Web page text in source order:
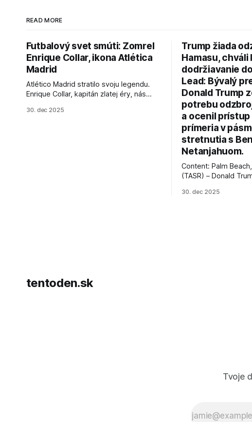
READ MORE
Futbalový svet smúti: Zomrel
Enrique Collar, ikona Atlética
Madrid
Atlético Madrid stratilo svoju legendu.
Enrique Collar, kapitán zlatej éry, nás
jeho úspechy a odkaz.
30. dec 2025
Trump žiada
Hamasu, chváli
dodržiavanie
Lead: Bývalý
Donald Trump
potrebu
a ocenil prístup
prímeria v
stretnutia s
Netanjahuom.
Content: Palm
(TASR) – Donald
vyhlásil, že
30. dec 2025
tentoden.sk
Tvoje